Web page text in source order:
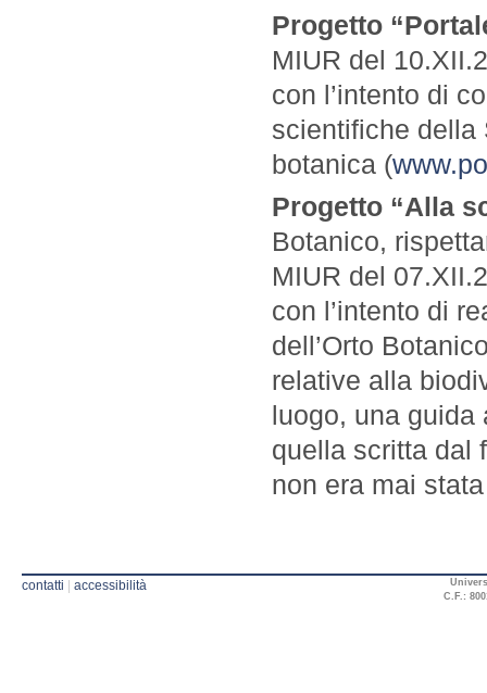
Progetto
MIUR del
con l’intento di
scientifiche della
botanica (
Progetto “Alla
Botanico,
MIUR del
con l’intento di
dell’Orto
relative alla
luogo, una guida
quella scritta dal
non era mai
contatti accessibilità
C.F.: